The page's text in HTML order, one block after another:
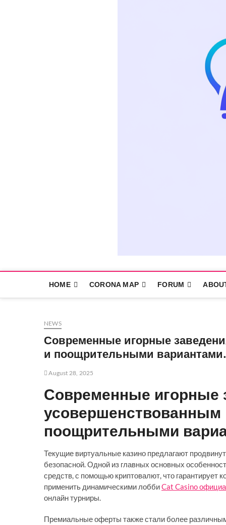
HOME CORONA MAP FORUM
NEWS
Современные игорные
и поощрительными вариантами.
August 28, 2025
Современные игорные
поощрительными
Текущие виртуальные казино предлагают
безопасной. Одной из главных основных
средств, с помощью криптовалют, что гарантирует
применить динамическими лоббиCat Casino
онлайн турниры.
Премиальные оферты также стали более